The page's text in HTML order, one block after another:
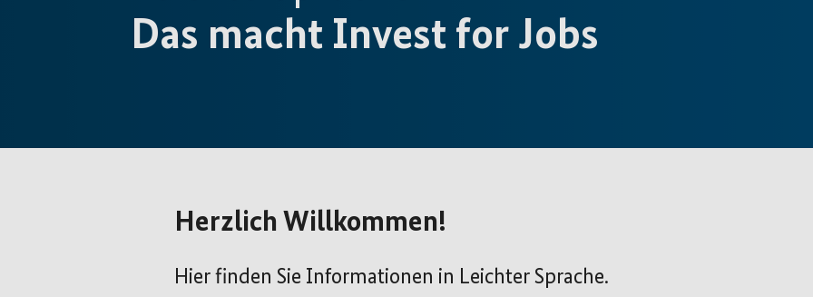
Das macht Invest for Jobs
Herzlich Willkommen!
Hier finden Sie Informationen in Leichter Sprache.